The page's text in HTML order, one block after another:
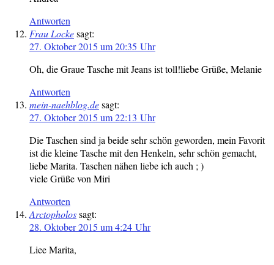
Antworten
Frau Lockesagt:
27. Oktober 2015 um 20:35 Uhr
Oh, die Graue Tasche mit Jeans ist toll!liebe Grüße, Melanie
Antworten
mein-naehblog.desagt:
27. Oktober 2015 um 22:13 Uhr
Die Taschen sind ja beide sehr schön geworden, mein Favorit
ist die kleine Tasche mit den Henkeln, sehr schön gemacht,
liebe Marita. Taschen nähen liebe ich auch ; )
viele Grüße von Miri
Antworten
Arctopholossagt:
28. Oktober 2015 um 4:24 Uhr
Liee Marita,